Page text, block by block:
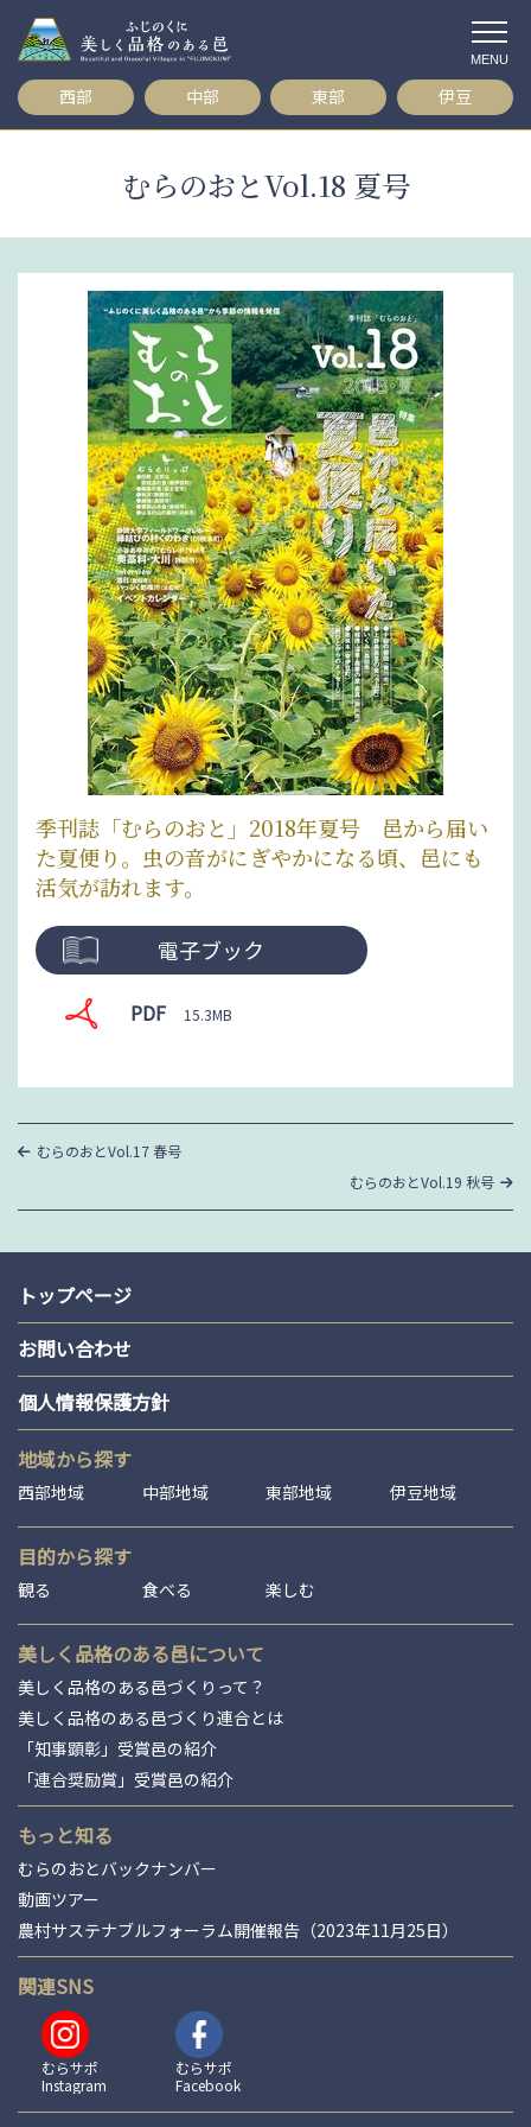
ツ
西部 中部 東部 伊豆
むらのおとVol.18 夏号
季刊誌「むらのおと」2018年夏号 邑から届い
た夏便り。虫の音がにぎやかになる頃、邑にも
活気が訪れます。
電子ブック
PDF 15.3MB
投
ナ
ビ
ゲ
ー
シ
ョ
ン
過
投
むらのおとVol.17 春号
次
むらのおとVol.19 秋号
トップページ
お問い合わせ
個人情報保護方針
地域から探す
西部地域 中部地域 東部地域 伊豆地域
目的から探す
観る 食べる 楽しむ
美しく品格のある邑について
美しく品格のある邑づくりって？
美しく品格のある邑づくり連合とは
「知事顕彰」受賞邑の紹介
「連合奨励賞」受賞邑の紹介
もっと知る
むらのおとバックナンバー
動画ツアー
農村サステナブルフォーラム開催報告（2023年11月25日）
関連SNS
むらサポ
Instagram
むらサポ
Facebook